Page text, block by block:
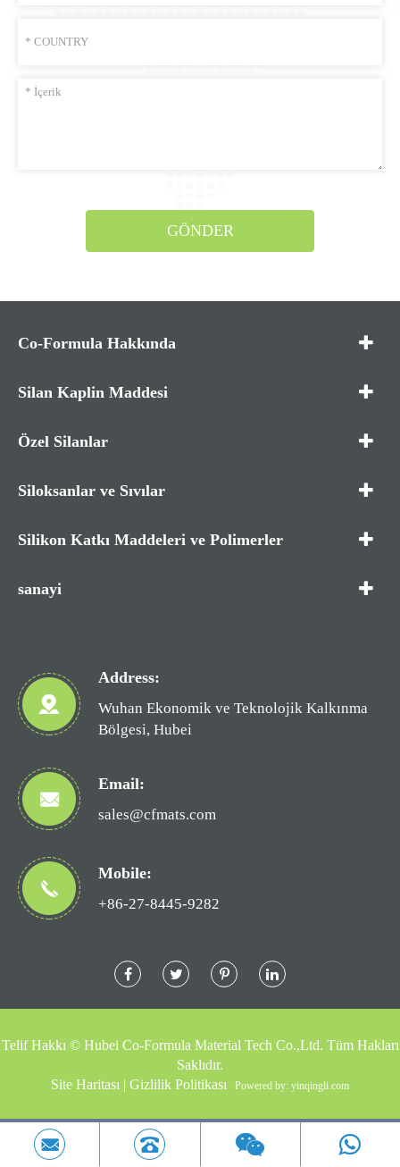
GÖNDER
Co-Formula Hakkında
Silan Kaplin Maddesi
Özel Silanlar
Siloksanlar ve Sıvılar
Silikon Katkı Maddeleri ve Polimerler
sanayi
Address:
Wuhan Ekonomik ve Teknolojik Kalkınma
Bölgesi, Hubei
Email:
sales@cfmats.com
Mobile:
+86-27-8445-9282
Telif Hakkı © Hubei Co-Formula Material Tech Co.,Ltd. Tüm Hakları
Saklıdır.
Site Haritası | Gizlilik Politikası Powered by: yinqingli.com